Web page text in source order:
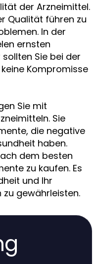
der Arzneimittel.
Qualität führen zu
In der
ernsten
Sie bei der
Kompromisse
Sie mit
Sie
die negative
haben.
dem besten
zu kaufen. Es
und Ihr
gewährleisten.